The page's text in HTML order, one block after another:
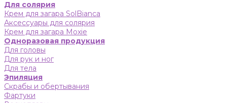
Для солярия
Крем для загара SolBianca
Аксессуары для солярия
Крем для загара Moxie
Одноразовая продукция
Для головы
Для рук и ног
Для тела
Эпиляция
Скрабы и обертывания
Фартуки